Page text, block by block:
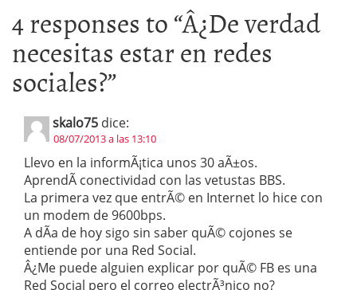
4 responses to “Â¿De verdad
necesitas estar en redes
sociales?”
skalo75 dice:
08/07/2013 a las 13:10
Llevo en la informÃ¡tica unos 30 aÃ±os.
AprendÃ­ conectividad con las vetustas BBS.
La primera vez que entrÃ© en Internet lo hice con
un modem de 9600bps.
A dÃ­a de hoy sigo sin saber quÃ© cojones se
entiende por una Red Social.
Â¿Me puede alguien explicar por quÃ© FB es una
Red Social pero el correo electrÃ³nico no?